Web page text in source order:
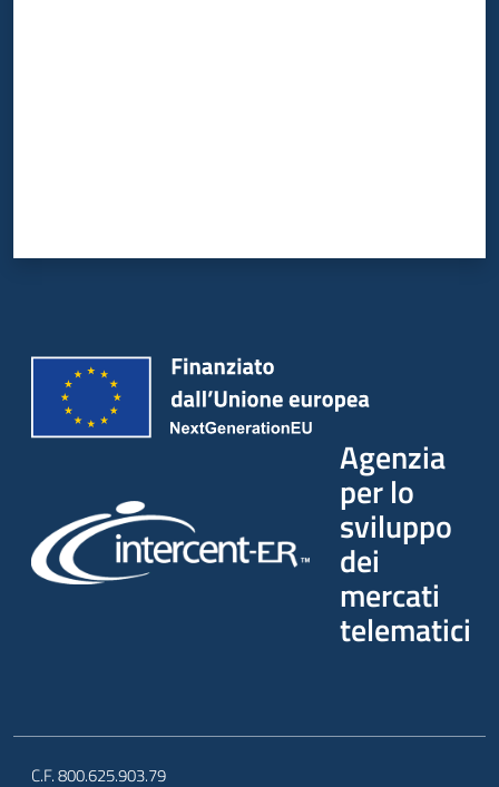
Agenzia
per lo
sviluppo
dei
mercati
telematici
C.F. 800.625.903.79